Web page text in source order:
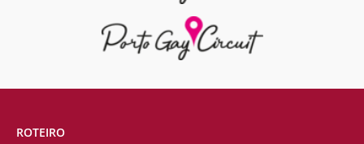
ROTEIRO